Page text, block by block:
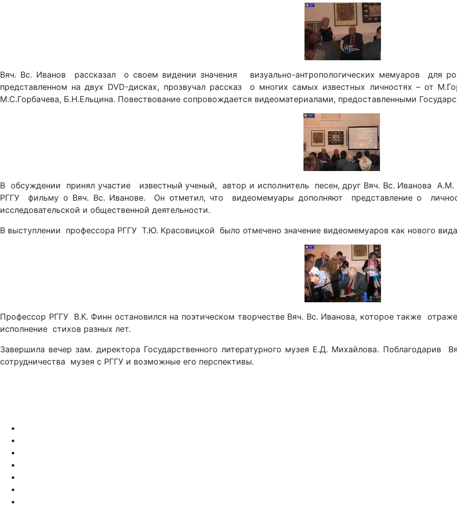
Вяч. Вс. Иванов рассказал о своем видении значения визуально-антропологических мемуаров для
представленном на двух DVD-дисках, прозвучал рассказ о многих самых известных личностях – от
М.С.Горбачева, Б.Н.Ельцина. Повествование сопровождается видеоматериалами, предоставленными
В обсуждении принял участие известный ученый, автор и исполнитель песен, друг Вяч. Вс. Иванова
РГГУ фильму о Вяч. Вс. Иванове. Он отметил, что видеомемуары дополняют представление о
исследовательской и общественной деятельности.
В выступлении профессора РГГУ Т.Ю. Красовицкой было отмечено значение видеомемуаров как нового
Профессор РГГУ В.К. Финн остановился на поэтическом творчестве Вяч. Вс. Иванова, которое также
исполнение стихов разных лет.
Завершила вечер зам. директора Государственного литературного музея Е.Д. Михайлова.
сотрудничества музея с РГГУ и возможные его перспективы.